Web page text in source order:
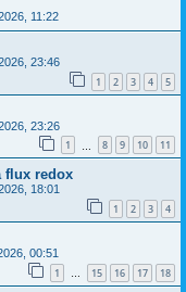
11:22
23:46
1 2 3 4 5
23:26
1 8 9 10 11
flux redox
18:01
1 2 3 4
00:51
1 … 15 16 17 18